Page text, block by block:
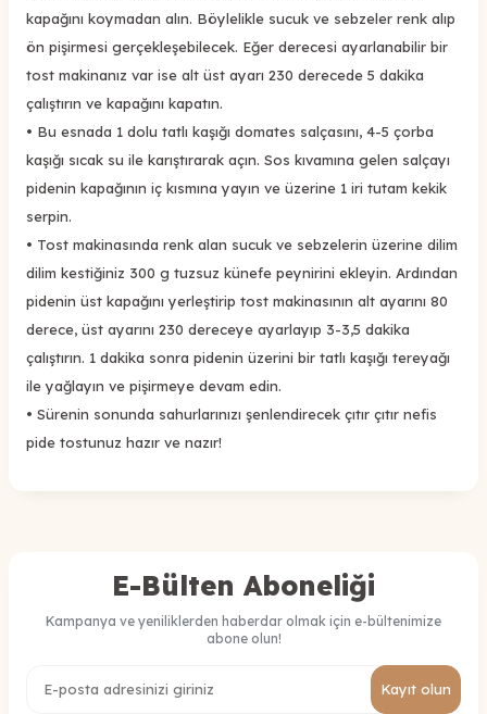
kapağını koymadan alın. Böylelikle sucuk ve sebzeler renk alıp
ön pişirmesi gerçekleşebilecek. Eğer derecesi ayarlanabilir bir
tost makinanız var ise alt üst ayarı 230 derecede 5 dakika
çalıştırın ve kapağını kapatın.
• Bu esnada 1 dolu tatlı kaşığı domates salçasını, 4-5 çorba
kaşığı sıcak su ile karıştırarak açın. Sos kıvamına gelen salçayı
pidenin kapağının iç kısmına yayın ve üzerine 1 iri tutam kekik
serpin.
• Tost makinasında renk alan sucuk ve sebzelerin üzerine dilim
dilim kestiğiniz 300 g tuzsuz künefe peynirini ekleyin. Ardından
pidenin üst kapağını yerleştirip tost makinasının alt ayarını 80
derece, üst ayarını 230 dereceye ayarlayıp 3-3,5 dakika
çalıştırın. 1 dakika sonra pidenin üzerini bir tatlı kaşığı tereyağı
ile yağlayın ve pişirmeye devam edin.
• Sürenin sonunda sahurlarınızı şenlendirecek çıtır çıtır nefis
pide tostunuz hazır ve nazır!
E-Bülten Aboneliği
Kampanya ve yeniliklerden haberdar olmak için e-bültenimize
abone olun!
Kayıt olun